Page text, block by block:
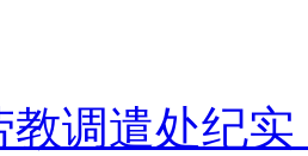
调遣处纪实